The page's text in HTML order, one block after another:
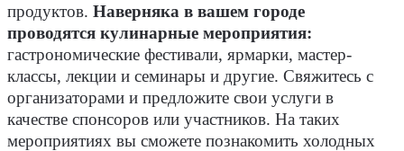
продуктов. Наверняка в вашем городе
проводятся кулинарные мероприятия:
гастрономические фестивали, ярмарки, мастер-
классы, лекции и семинары и другие. Свяжитесь с
организаторами и предложите свои услуги в
качестве спонсоров или участников. На таких
мероприятиях вы сможете познакомить холодных